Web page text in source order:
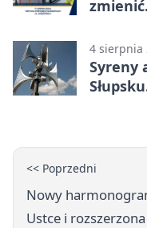
4 sierpnia
Syreny
<< Poprzedni
Nowy
Ustce i